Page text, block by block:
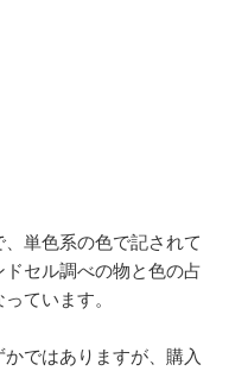
単色系の色で記されて
セル調べの物と色の占
ています。
ではありますが、購入